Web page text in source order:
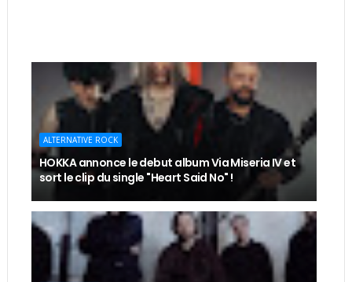
ALTERNATIVE ROCK
HOKKA annonce le debut album Via Miseria IV et
sort le clip du single "Heart Said No" !